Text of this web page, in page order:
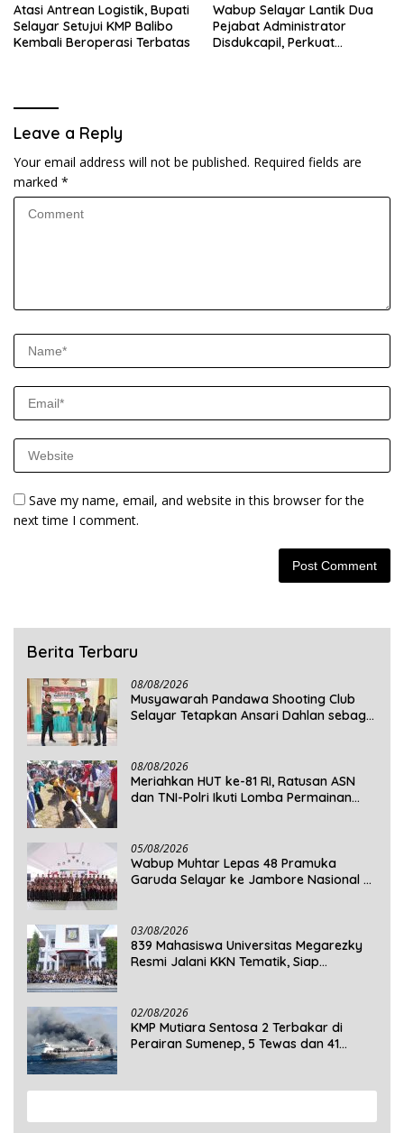
Atasi Antrean Logistik, Bupati
Selayar Setujui KMP Balibo
Kembali Beroperasi Terbatas
Wabup Selayar Lantik Dua
Pejabat Administrator
Disdukcapil, Perkuat
Leave a Reply
Your email address will not be published. Required fields are
marked *
Save my name, email, and website in this browser for the
next time I comment.
Berita Terbaru
08/08/2026
Musyawarah Pandawa Shooting Club
Selayar Tetapkan Ansari Dahlan sebagai
08/08/2026
Meriahkan HUT ke-81 RI, Ratusan ASN
dan TNI-Polri Ikuti Lomba Permainan
05/08/2026
Wabup Muhtar Lepas 48 Pramuka
Garuda Selayar ke Jambore Nasional XII
03/08/2026
839 Mahasiswa Universitas Megarezky
Resmi Jalani KKN Tematik, Siap
02/08/2026
KMP Mutiara Sentosa 2 Terbakar di
Perairan Sumenep, 5 Tewas dan 41